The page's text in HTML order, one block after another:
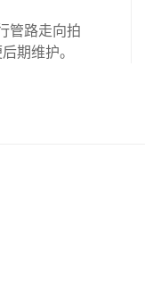
管路走向拍
期维护。